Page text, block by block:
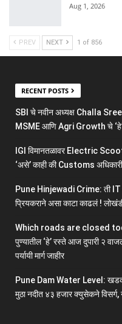
Aug 1, 2026
PREV NEXT 1 of 856
RECENT POSTS
SBI चे नवीन अध्यक्ष Challa
MSME आणि Agri Growth चे
IGI विमानतळावर Electric
‘असे’ काही की Customs
Pune Hinjewadi Crime: ती IT
प्रियकराने असा काटा काढलं !
Which roads are closed
पुण्यातील ‘हे’ रस्ते आज दुपारी २
पर्यायी मार्ग जाहीर
Pune Dam Water Level:
मुठा नदीत ४३ हजार क्युसेकने विसर्ग,